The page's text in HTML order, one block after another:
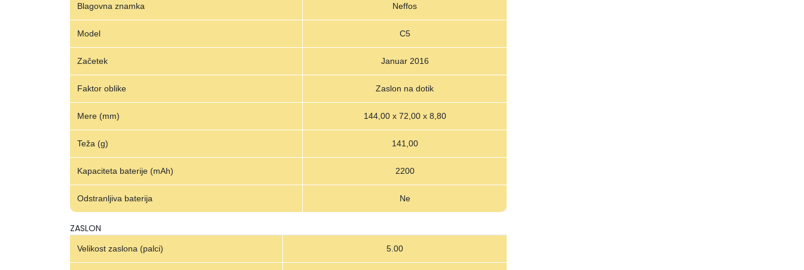
Blagovna znamka Neffos
Model C5
Začetek Januar 2016
Faktor oblike Zaslon na dotik
Mere (mm) 144,00 x 72,00 x 8,80
Teža (g) 141,00
Kapaciteta baterije (mAh) 2200
Odstranljiva baterija Ne
ZASLON
Velikost zaslona (palci) 5.00